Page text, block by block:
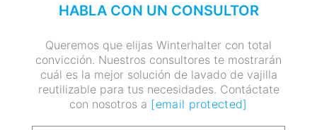
HABLA CON UN CONSULTOR
Queremos que elijas Winterhalter con total
convicción. Nuestros consultores te mostrarán
cuál es la mejor solución de lavado de vajilla
reutilizable para tus necesidades. Contáctate
con nosotros a [email protected]